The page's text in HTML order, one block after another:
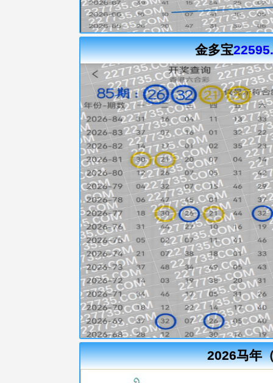
金多宝
2026马年